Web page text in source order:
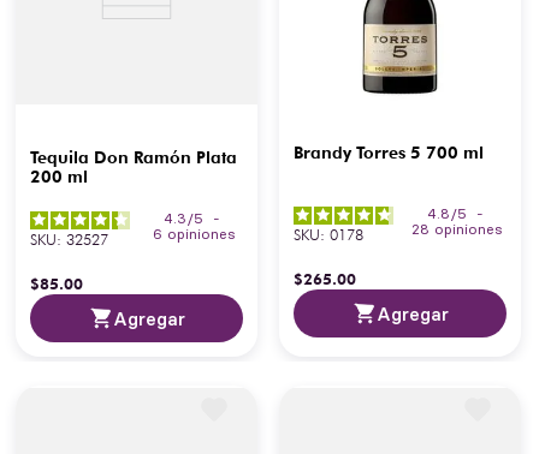
Tequila Don Ramón Plata
200 ml
4.3 /5
-
6 opiniones
SKU: 32527
$85.00
Agregar
Brandy Torres 5 700 ml
4.8 /5
-
28 opiniones
SKU: 0178
$265.00
Agregar